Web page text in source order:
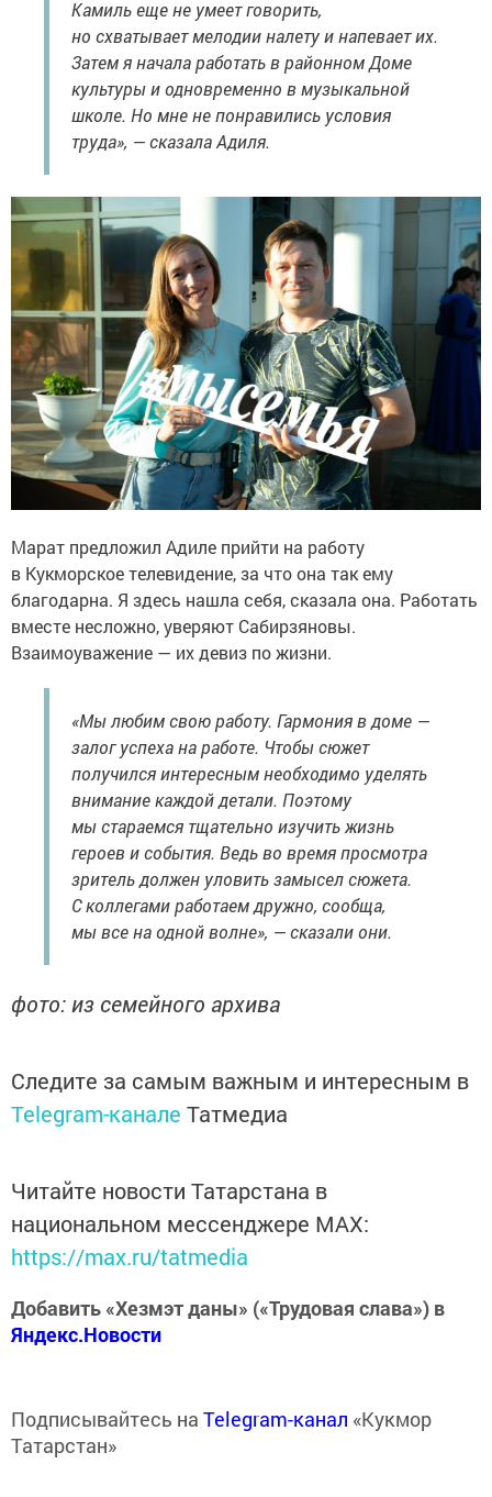
Камиль еще не умеет говорить,
но схватывает мелодии налету и напевает их.
Затем я начала работать в районном Доме
культуры и одновременно в музыкальной
школе. Но мне не понравились условия
труда», — сказала Адиля.
Марат предложил Адиле прийти на работу
в Кукморское телевидение, за что она так ему
благодарна. Я здесь нашла себя, сказала она. Работать
вместе несложно, уверяют Сабирзяновы.
Взаимоуважение — их девиз по жизни.
«Мы любим свою работу. Гармония в доме —
залог успеха на работе. Чтобы сюжет
получился интересным необходимо уделять
внимание каждой детали. Поэтому
мы стараемся тщательно изучить жизнь
героев и события. Ведь во время просмотра
зритель должен уловить замысел сюжета.
С коллегами работаем дружно, сообща,
мы все на одной волне», — сказали они.
фото: из семейного архива
Следите за самым важным и интересным в
Telegram-канале Татмедиа
Читайте новости Татарстана в
национальном мессенджере MАХ:
https://max.ru/tatmedia
Добавить «Хезмэт даны» («Трудовая слава») в
Яндекс.Новости
Подписывайтесь на Telegram-канал «Кукмор
Татарстан»